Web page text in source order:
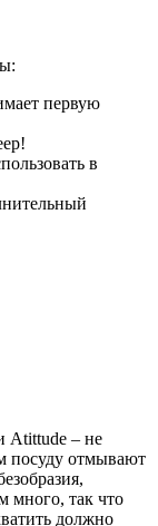
первую
в
Atittude – не
посуду отмывают
много, так что
должно